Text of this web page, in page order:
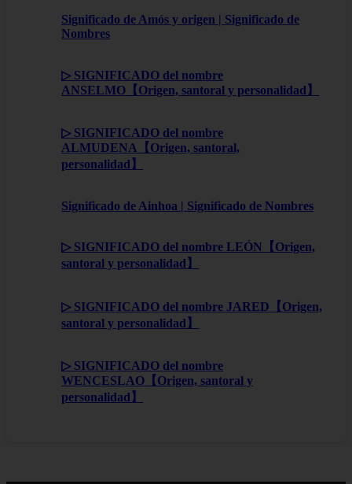
Significado de Amós y origen | Significado de
Nombres
▷ SIGNIFICADO del nombre
ANSELMO【Origen, santoral y personalidad】
▷ SIGNIFICADO del nombre
ALMUDENA【Origen, santoral,
personalidad】
Significado de Ainhoa | Significado de Nombres
▷ SIGNIFICADO del nombre LEÓN【Origen,
santoral y personalidad】
▷ SIGNIFICADO del nombre JARED【Origen,
santoral y personalidad】
▷ SIGNIFICADO del nombre
WENCESLAO【Origen, santoral y
personalidad】